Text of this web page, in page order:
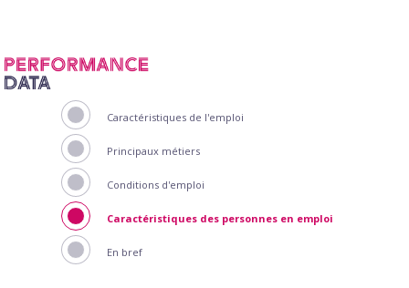
Caractéristiques de l'emploi
Principaux métiers
Conditions d'emploi
Caractéristiques des personnes en emploi
En bref